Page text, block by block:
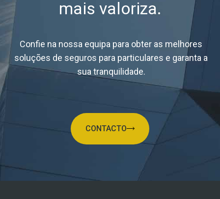
mais valoriza.
Confie na nossa equipa para obter as melhores
soluções de seguros para particulares e garanta a
sua tranquilidade.
CONTACTO